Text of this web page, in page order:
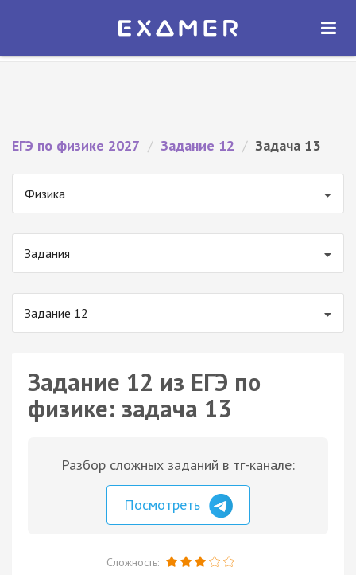
Экзамер — ЕГЭ 2027
ОТКРЫТЬ
ЕГЭ по физике 2027 / Задание 12 / Задача 13
Физика
Задания
Задание 12
Задание 12 из ЕГЭ по
физике: задача 13
Разбор сложных заданий в тг-канале:
Посмотреть
Сложность: